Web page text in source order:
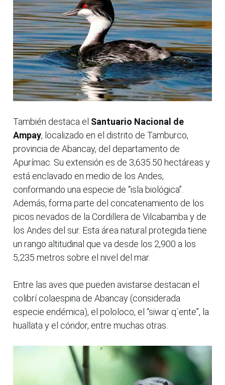
También destaca el Santuario Nacional de
Ampay, localizado en el distrito de Tamburco,
provincia de Abancay, del departamento de
Apurímac. Su extensión es de 3,635.50 hectáreas y
está enclavado en medio de los Andes,
conformando una especie de “isla biológica”.
Además, forma parte del concatenamiento de los
picos nevados de la Cordillera de Vilcabamba y de
los Andes del sur. Esta área natural protegida tiene
un rango altitudinal que va desde los 2,900 a los
5,235 metros sobre el nivel del mar.
Entre las aves que pueden avistarse destacan el
colibrí colaespina de Abancay (considerada
especie endémica), el pololoco, el “siwar q´ente”, la
huallata y el cóndor, entre muchas otras.